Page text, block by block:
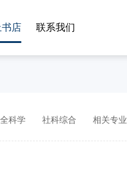
书店 联系我们
科学 社科综合 相关专业